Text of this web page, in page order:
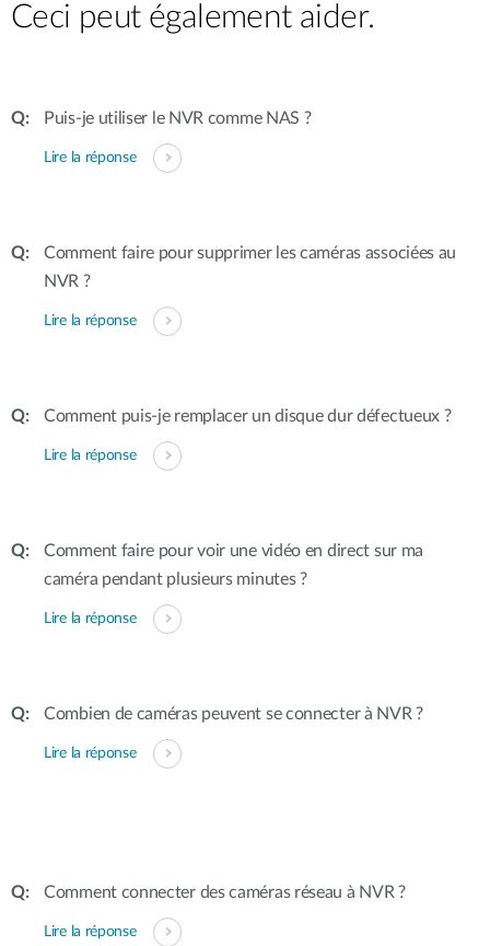
Ceci peut également aider.
Puis-je utiliser le NVR comme NAS ?
Lire la réponse
Comment faire pour supprimer les caméras associées au
NVR ?
Lire la réponse
Comment puis-je remplacer un disque dur défectueux ?
Lire la réponse
Comment faire pour voir une vidéo en direct sur ma
caméra pendant plusieurs minutes ?
Lire la réponse
Combien de caméras peuvent se connecter à NVR ?
Lire la réponse
Comment connecter des caméras réseau à NVR ?
Lire la réponse